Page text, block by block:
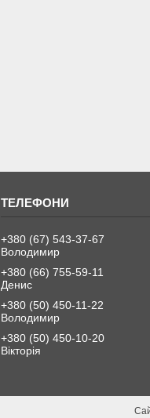
+380 (67) 543-37-67
Володимир
+380 (66) 755-59-11
Денис
+380 (50) 450-11-22
Володимир
+380 (50) 450-10-20
Вікторія